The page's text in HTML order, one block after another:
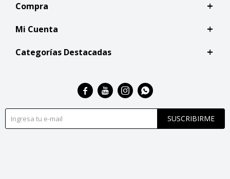
Compra
Mi Cuenta
Categorías Destacadas
SUSCRIBIRME
   